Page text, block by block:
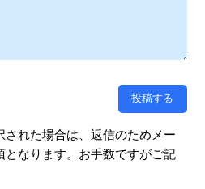
れた場合は、返信のためメー
となります。お手数ですがご記